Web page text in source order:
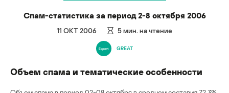
Спам-статистика за период 2-8 октября 2006
11 ОКТ 2006 5мин. на чтение
GREAT
Объем спама и тематические особенности